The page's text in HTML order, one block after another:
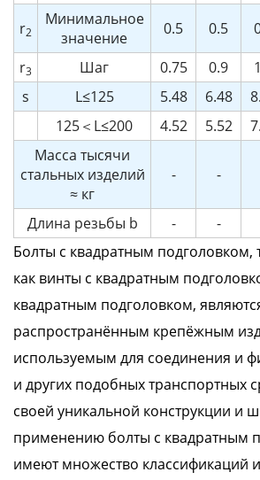
r2
Минимальное
значение
0.5 0.5
r3 Шаг 0.75 0.9
s
L≤125 5.48 6.48
125＜L≤200
4.52 5.52
Масса тысячи
стальных изделий
≈ кг
- -
Длина резьбы b - -
Болты с квадратным подголовком,
как винты с квадратным
квадратным подголовком,
распространённым крепёжным
используемым для соединения и
и других подобных транспортных
своей уникальной конструкции и
применению болты с квадратным
имеют множество классификаций